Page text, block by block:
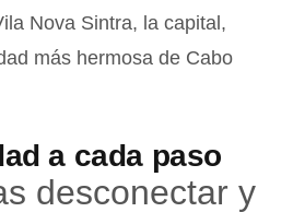
Nova Sintra, la capital,
más hermosa de Cabo
a cada paso
desconectar y